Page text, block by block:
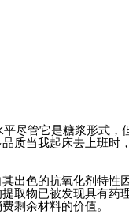
尽管它是糖浆形式，
质当我起床去上班时
出色的抗氧化剂特性
取物已被发现具有药
剩余材料的价值。